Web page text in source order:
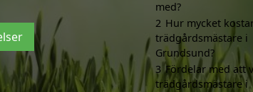
med?
2 Hur mycket
trädgårdsmästare i
Grundsund?
3 Fördelar med att
trädgårdsmästare i